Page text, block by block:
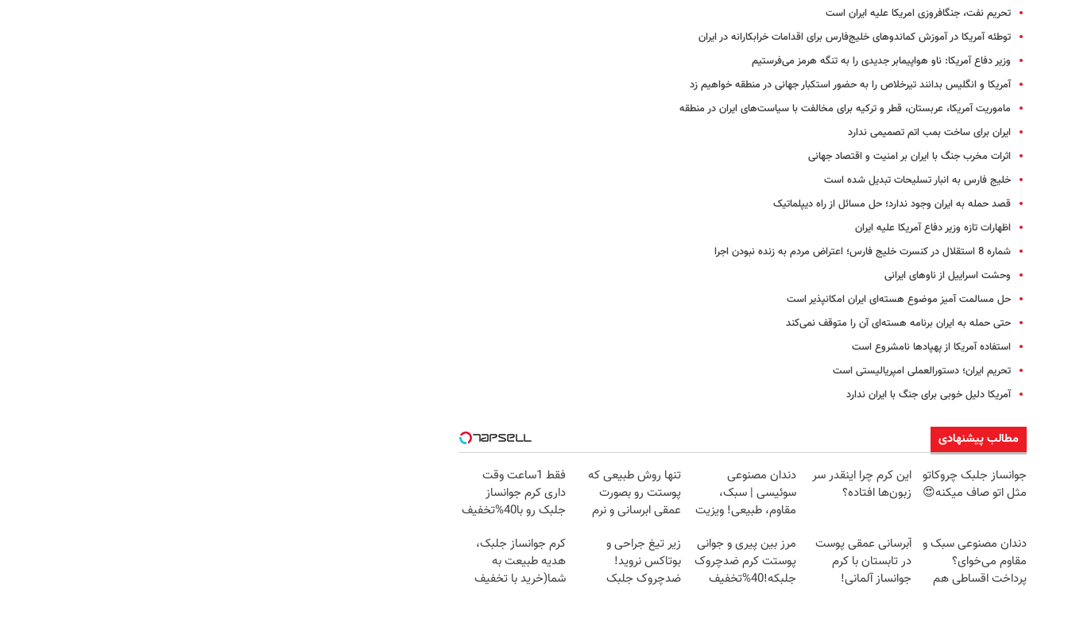
تحریم نفت، جنگ‎افروزی امریکا علیه ایران است
توطئه آمریکا در آموزش کماندوهای خلیج‌فارس برای اقدامات خرابکارانه در ایران
وزیر دفاع آمریکا: ناو هواپیمابر جدیدی را به تنگه هرمز می‌فرستیم
آمریکا و انگلیس بدانند تیرخلاص را به حضور استکبار جهانی در منطقه خواهیم زد
ماموریت آمریکا، عربستان، قطر و ترکیه برای مخالفت با سیاست‌های ایران در منطقه
ایران برای ساخت بمب اتم تصمیمی ندارد
اثرات مخرب جنگ با ایران بر امنیت و اقتصاد جهانی
خلیج فارس به انبار تسلیحات تبدیل شده است
قصد حمله به ایران وجود ندارد؛ حل مسائل از راه دیپلماتیک
اظهارات تازه وزیر دفاع آمریکا علیه ایران
شماره 8 استقلال در کنسرت خلیج فارس؛‌ اعتراض مردم به زنده نبودن اجرا
وحشت اسراییل از ناوهای ایرانی
حل مسالمت آمیز موضوع هسته‌ای ایران امکانپذیر است
حتی حمله به ایران برنامه هسته‌ای آن را متوقف نمی‌کند
استفاده آمریکا از پهپاد‌ها نامشروع است
تحریم ایران؛ دستورالعملی امپریالیستی است
آمریکا دلیل خوبی برای جنگ با ایران ندارد
مطالب پیشنهادی
جوانساز جلبک چروکاتو
مثل اتو صاف میکنه😍
این کرم چرا اینقدر سر
زبون‌ها افتاده؟
دندان مصنوعی
سوئیسی | سبک،
مقاوم، طبیعی! ویزیت
اقساطی😍
تنها روش طبیعی که
پوستت رو بصورت
عمقی ابرسانی و نرم
فقط 1ساعت وقت
داری کرم جوانساز
جلبک رو با40%تخفیف
دندان مصنوعی سبک و
مقاوم می‌خوای؟
پرداخت اقساطی هم
آبرسانی عمقی پوست
در تابستان با کرم
جوانساز آلمانی!
مرز بین پیری و جوانی
پوستت کرم ضدچروک
جلبکه!40%تخفیف
زیر تیغ جراحی و
بوتاکس نروید!
ضدچروک جلبک
کرم جوانساز جلبک،
هدیه طبیعت به
شما(خرید با تخفیف